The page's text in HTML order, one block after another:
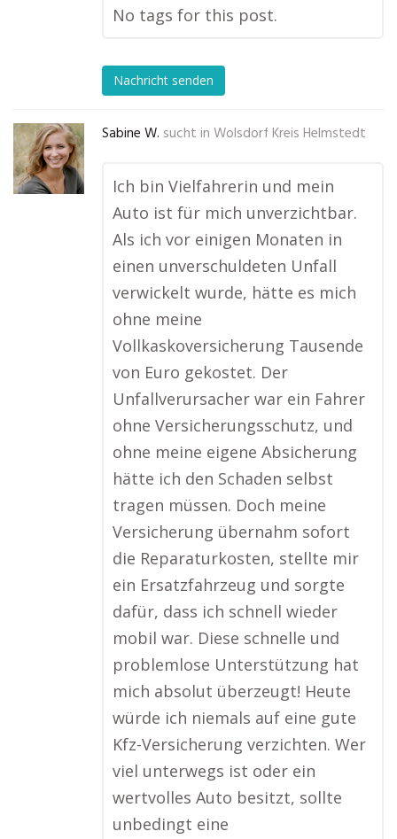
No tags for this post.
Nachricht senden
Sabine W. sucht in Wolsdorf Kreis Helmstedt
Ich bin Vielfahrerin und mein
Auto ist für mich unverzichtbar.
Als ich vor einigen Monaten in
einen unverschuldeten Unfall
verwickelt wurde, hätte es mich
ohne meine
Vollkaskoversicherung Tausende
von Euro gekostet. Der
Unfallverursacher war ein Fahrer
ohne Versicherungsschutz, und
ohne meine eigene Absicherung
hätte ich den Schaden selbst
tragen müssen. Doch meine
Versicherung übernahm sofort
die Reparaturkosten, stellte mir
ein Ersatzfahrzeug und sorgte
dafür, dass ich schnell wieder
mobil war. Diese schnelle und
problemlose Unterstützung hat
mich absolut überzeugt! Heute
würde ich niemals auf eine gute
Kfz-Versicherung verzichten. Wer
viel unterwegs ist oder ein
wertvolles Auto besitzt, sollte
unbedingt eine